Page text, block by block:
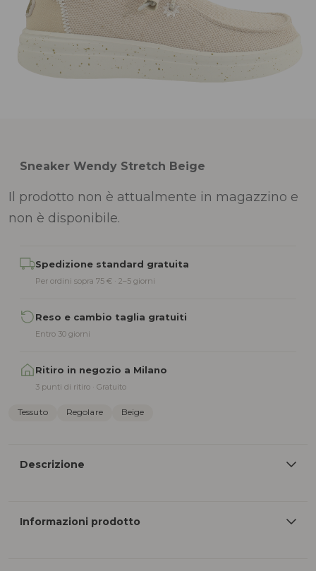
Sneaker Wendy Stretch Beige
Il prodotto non è attualmente in magazzino e
non è disponibile.
Spedizione standard gratuita
Per ordini sopra 75 € · 2–5 giorni
Reso e cambio taglia gratuiti
Entro 30 giorni
Ritiro in negozio a Milano
3 punti di ritiro · Gratuito
Tessuto Regolare Beige
Descrizione
Informazioni prodotto